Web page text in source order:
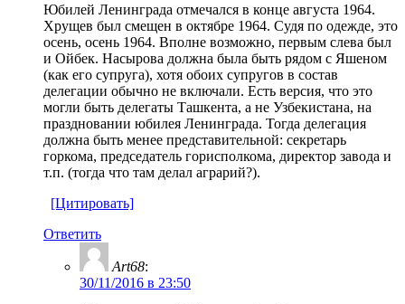
Юбилей Ленинграда отмечался в конце августа 1964.
Хрущев был смещен в октябре 1964. Судя по одежде, это
осень, осень 1964. Вполне возможно, первым слева был
и Ойбек. Насырова должна была быть рядом с Яшеном
(как его супруга), хотя обоих супругов в состав
делегации обычно не включали. Есть версия, что это
могли быть делегаты Ташкента, а не Узбекистана, на
праздновании юбилея Ленинграда. Тогда делегация
должна быть менее представительной: секретарь
горкома, председатель горисполкома, директор завода и
т.п. (тогда что там делал аграрий?).
[Цитировать]
Ответить
Art68:
30/11/2016 в 23:50